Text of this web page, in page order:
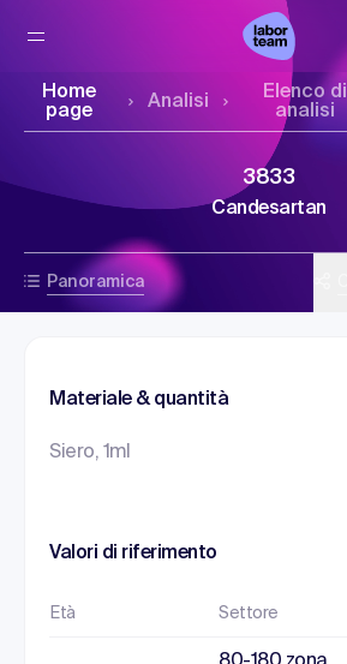
Home
page
Analisi
Elenco di
analisi
Panoramica
3833
Candesartan
Materiale & quantità
Siero, 1ml
Valori di riferimento
Età Settore